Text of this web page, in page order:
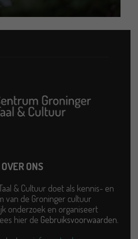
OVER ONS
& Cultuur doet als kennis- en
van de Groninger cultuur
onderzoek en organiseert
hier de Gebruiksvoorwaarden.